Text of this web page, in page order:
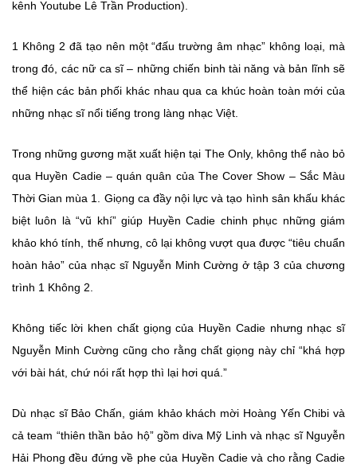
kênh Youtube Lê Trần Production).
1 Không 2 đã tạo nên một “đấu trường âm nhạc” không loại, mà
trong đó, các nữ ca sĩ – những chiến binh tài năng và bản lĩnh sẽ
thể hiện các bản phối khác nhau qua ca khúc hoàn toàn mới của
những nhạc sĩ nổi tiếng trong làng nhạc Việt.
Trong những gương mặt xuất hiện tại The Only, không thể nào bỏ
qua Huyền Cadie – quán quân của The Cover Show – Sắc Màu
Thời Gian mùa 1. Giọng ca đầy nội lực và tạo hình sân khấu khác
biệt luôn là “vũ khí” giúp Huyền Cadie chinh phục những giám
khảo khó tính, thế nhưng, cô lại không vượt qua được “tiêu chuẩn
hoàn hảo” của nhạc sĩ Nguyễn Minh Cường ở tập 3 của chương
trình 1 Không 2.
Không tiếc lời khen chất giọng của Huyền Cadie nhưng nhạc sĩ
Nguyễn Minh Cường cũng cho rằng chất giọng này chỉ “khá hợp
với bài hát, chứ nói rất hợp thì lại hơi quá.”
Dù nhạc sĩ Bảo Chấn, giám khảo khách mời Hoàng Yến Chibi và
cả team “thiên thần bảo hộ” gồm diva Mỹ Linh và nhạc sĩ Nguyễn
Hải Phong đều đứng về phe của Huyền Cadie và cho rằng Cadie